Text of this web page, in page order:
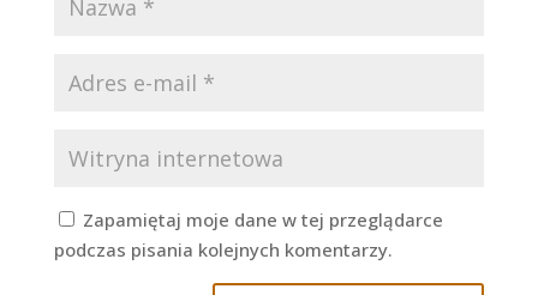
Zapamiętaj moje dane w tej przeglądarce
podczas pisania kolejnych komentarzy.